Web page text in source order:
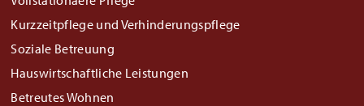
Kurzzeitpflege und Verhinderungspflege
Soziale Betreuung
Hauswirtschaftliche Leistungen
Betreutes Wohnen